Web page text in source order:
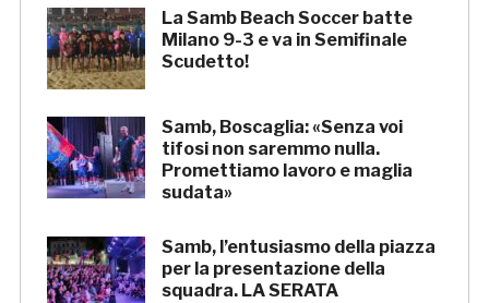
La Samb Beach Soccer batte
Milano 9-3 e va in Semifinale
Scudetto!
Samb, Boscaglia: «Senza voi
tifosi non saremmo nulla.
Promettiamo lavoro e maglia
sudata»
Samb, l’entusiasmo della piazza
per la presentazione della
squadra. LA SERATA